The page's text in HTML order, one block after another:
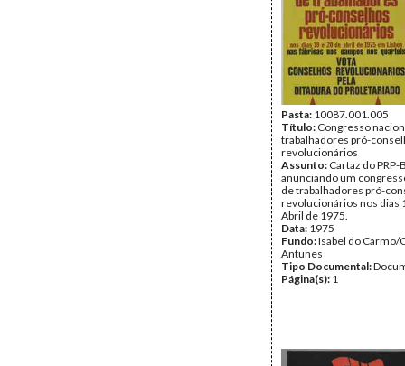
Pasta: 10087.001.005
Título: Congresso
trabalhadores pró-
revolucionários
Assunto: Cartaz do PRP-
anunciando um
de trabalhadores pró-
revolucionários nos dias
Abril de 1975.
Data: 1975
Fundo:Isabel do Carmo/
Antunes
Tipo Documental:
Página(s): 1